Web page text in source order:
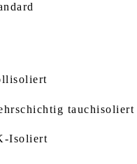
tauchisoliert
Isoliert